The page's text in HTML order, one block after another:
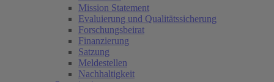
Mission Statement
Evaluierung und Qualitätssicherung
Forschungsbeirat
Finanzierung
Satzung
Meldestellen
Nachhaltigkeit